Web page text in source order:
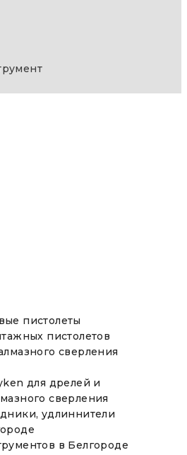
пистолеты
пистолетов
сверления
для дрелей и
сверления
удлиннители
в Белгороде